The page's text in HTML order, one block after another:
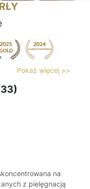
Pokaż więcej >>
na
z pielęgnacją